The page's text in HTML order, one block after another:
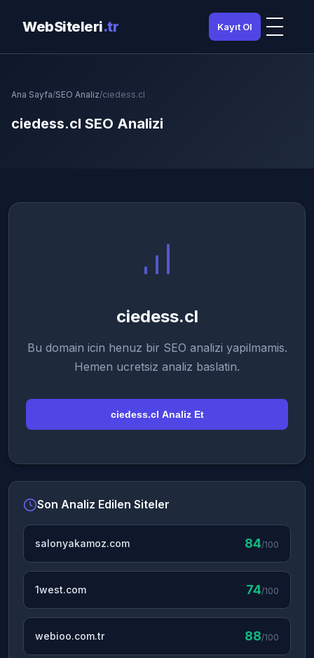
WebSiteleri.tr Kayıt Ol
Ana Sayfa/SEO Analiz/ciedess.cl
ciedess.cl SEO Analizi
ciedess.cl
Bu domain icin henuz bir SEO analizi yapilmamis.
Hemen ucretsiz analiz baslatin.
ciedess.cl Analiz Et
Son Analiz Edilen Siteler
salonyakamoz.com 84/100
1west.com 74/100
webioo.com.tr 88/100